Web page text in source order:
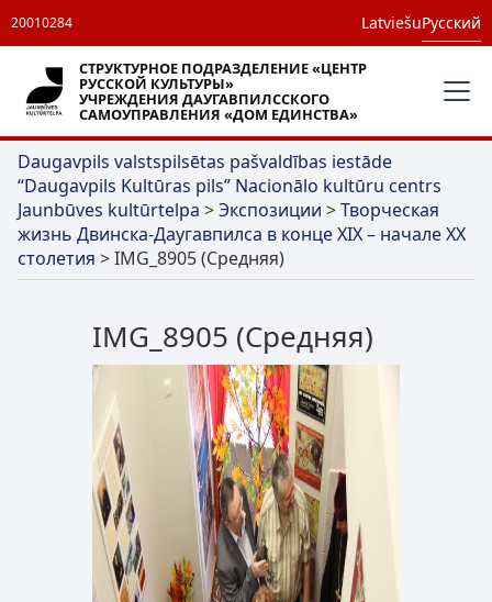
20010284 LatviešuРусский
СТРУКТУРНОЕ ПОДРАЗДЕЛЕНИЕ «ЦЕНТР
РУССКОЙ КУЛЬТУРЫ»
УЧРЕЖДЕНИЯ ДАУГАВПИЛССКОГО
САМОУПРАВЛЕНИЯ «ДОМ ЕДИНСТВА»
Daugavpils valstspilsētas pašvaldības iestāde
“Daugavpils Kultūras pils” Nacionālo kultūru centrs
Jaunbūves kultūrtelpa >Экспозиции >Творческая
жизнь Двинска-Даугавпилса в конце XIX – начале XX
столетия >IMG_8905 (Средняя)
IMG_8905 (Средняя)